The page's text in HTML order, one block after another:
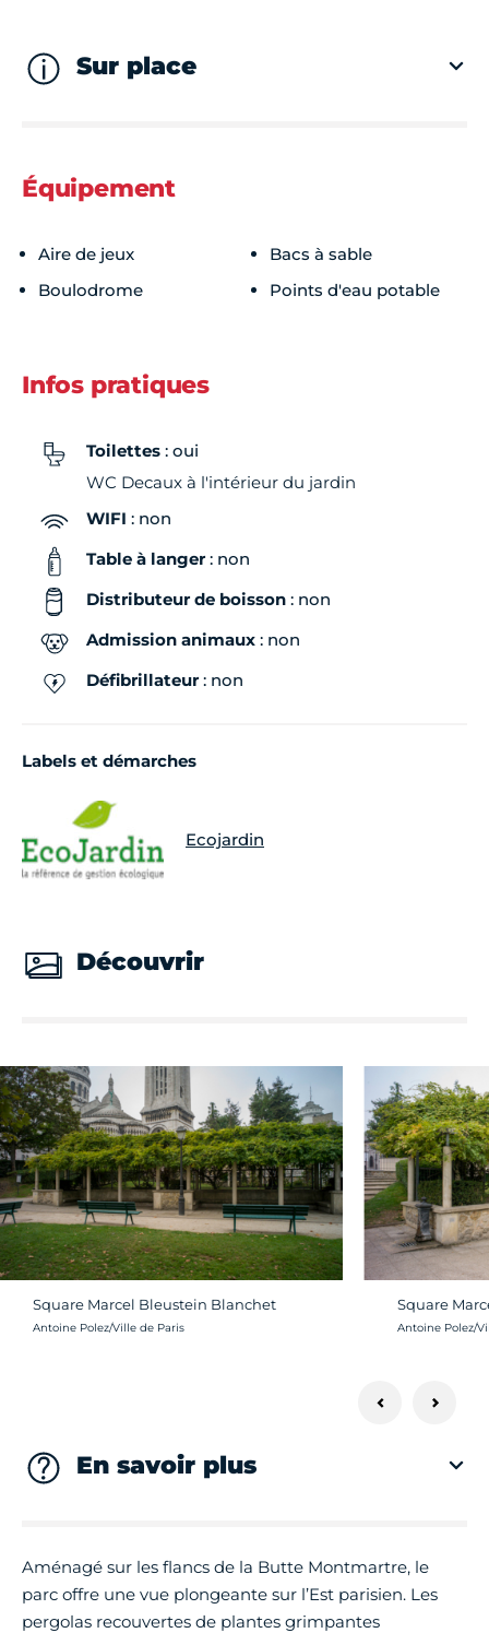
Sur place
Équipement
Aire de jeux
Bacs à sable
Boulodrome
Points d'eau potable
Infos pratiques
Toilettes : oui
WC Decaux à l'intérieur du jardin
WIFI : non
Table à langer: non
Distributeur de boisson : non
Admission animaux : non
Défibrillateur: non
Labels et démarches
Ecojardin
Découvrir
Square Marcel Bleustein Blanchet
Crédit photo :
Antoine Polez/Ville de Paris
Square
Crédit photo :
Antoine Polez/
En savoir plus
Aménagé sur les flancs de la Butte Montmartre, le
parc offre une vue plongeante sur l’Est parisien. Les
pergolas recouvertes de plantes grimpantes